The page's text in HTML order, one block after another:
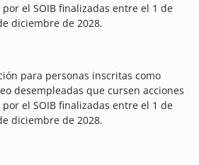
el SOIB finalizadas entre el 1 de
diciembre de 2028.
para personas inscritas como
desempleadas que cursen acciones
el SOIB finalizadas entre el 1 de
diciembre de 2028.